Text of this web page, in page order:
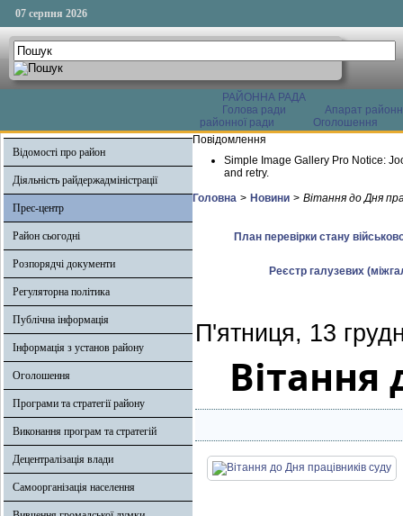
07 серпня 2026
РАЙОННА РАДА
Голова ради
Апарат
районної ради
Оголошення
Відомості про район
Діяльність райдержадміністрації
Прес-центр
Район сьогодні
Розпорядчі документи
Регуляторна політика
Публічна інформація
Інформація з установ району
Оголошення
Програми та стратегії району
Виконання програм та стратегій
Децентралізація влади
Самоорганізація населення
Повідомлення
Simple Image Gallery Pro Notice:
and retry.
Головна > Новини > Вітання до Дня
План перевірки стану
Реєстр галузевих
П'ятниця, 13
Вітання